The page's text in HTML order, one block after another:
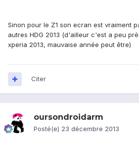
Sinon pour le Z1 son ecran est vraiment
autres HDG 2013 (d'ailleur c'est a peu
xperia 2013, mauvaise année peut être)
Citer
oursondroidarm
Posté(e) 23 décembre 2013